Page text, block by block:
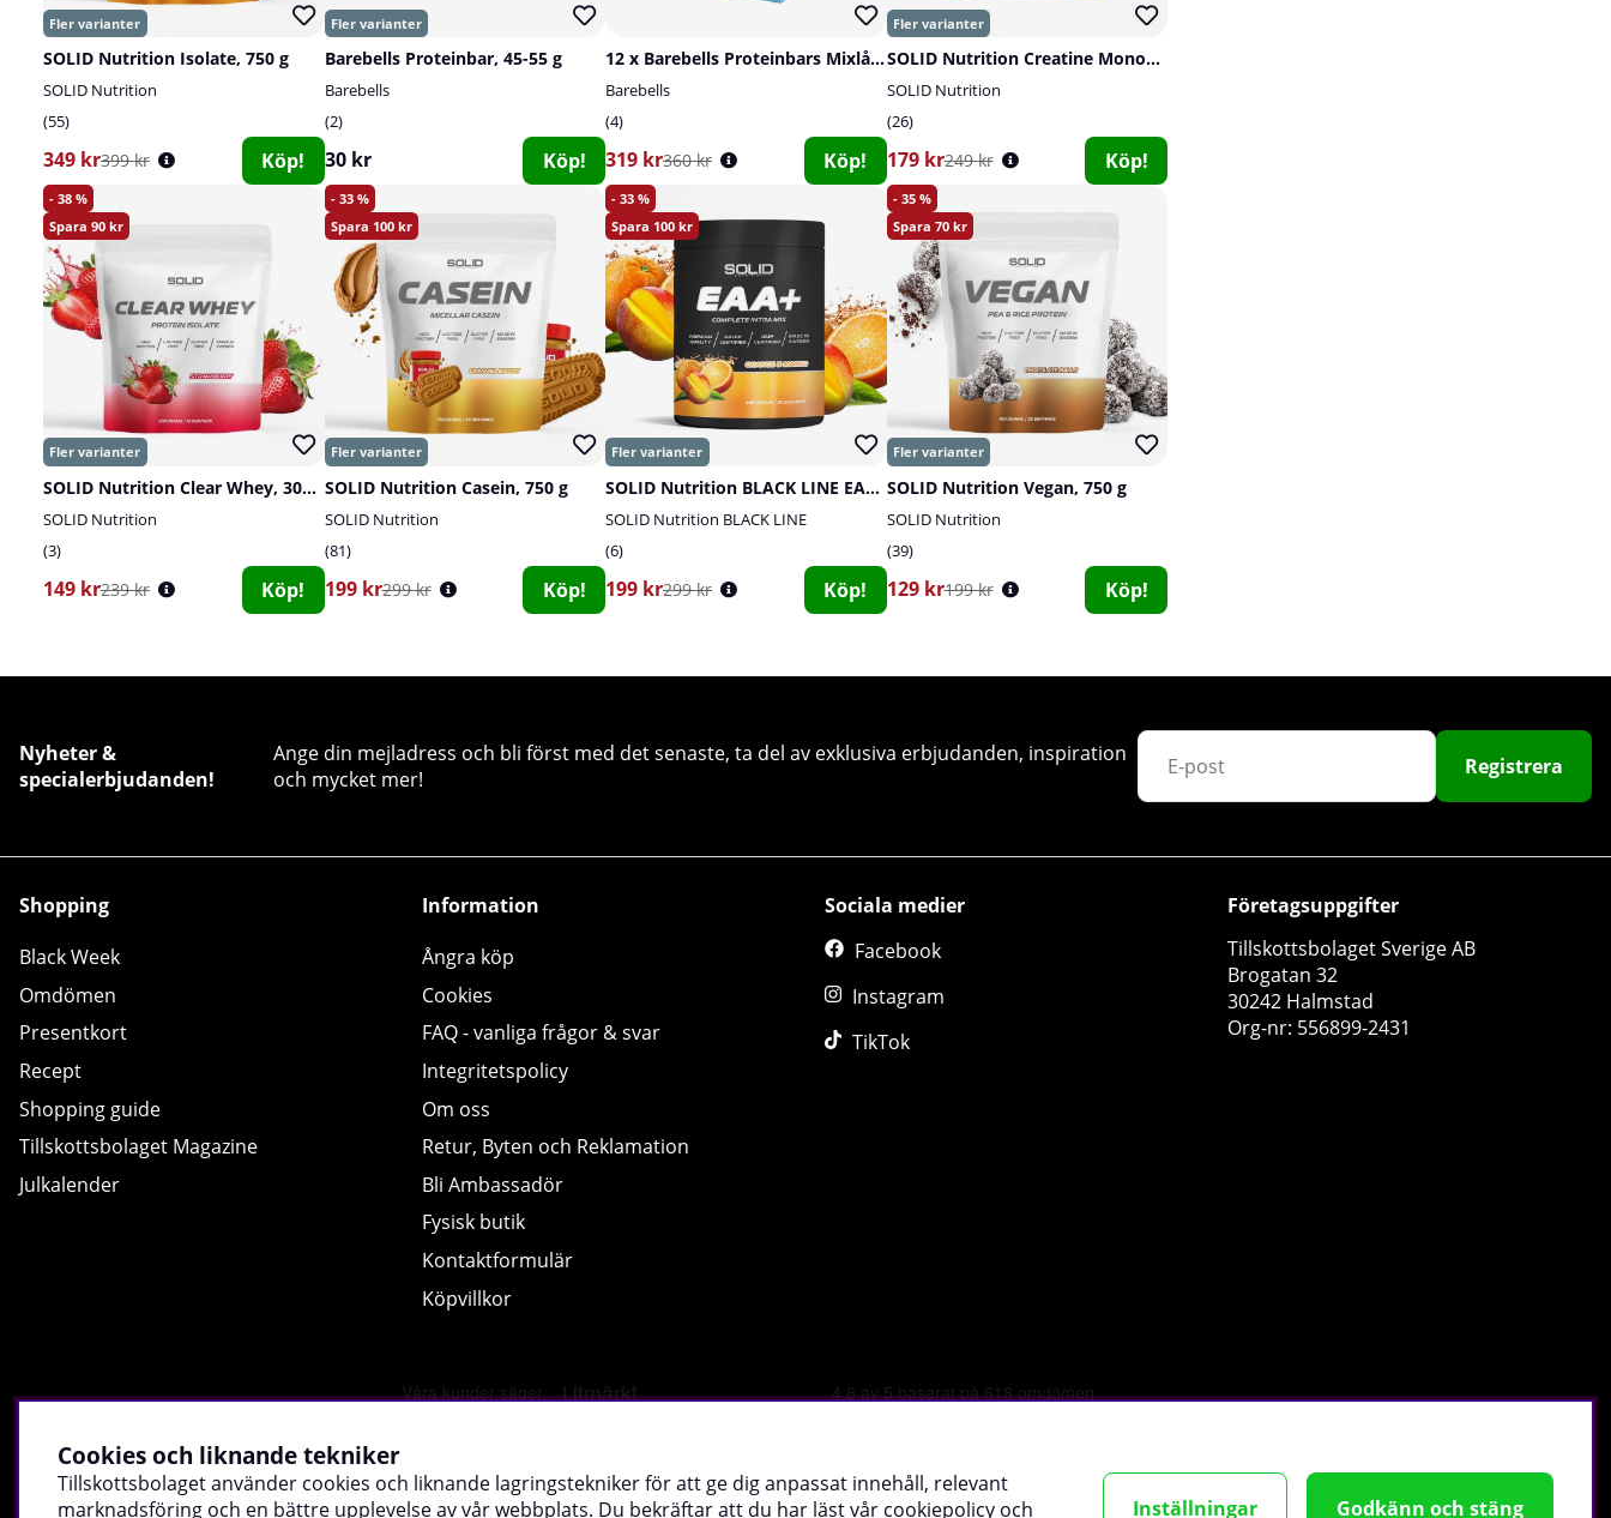
79 kr
SOLID Nutrition Isolate, 750 g
SOLID Nutrition
55
349 kr399 kr Köp!
Barebells Proteinbar, 45-55 g
Barebells
2
30 kr Köp!
12 x Barebells Proteinbars Mixlåda, 45-55 g
Barebells
4
319 kr360 kr Köp!
SOLID Nutrition Creatine Monohydrate, 400 g
SOLID Nutrition
26
179 kr249 kr Köp!
38
90
SOLID Nutrition Clear Whey, 300 g
SOLID Nutrition
3
149 kr239 kr Köp!
33
100
SOLID Nutrition Casein, 750 g
SOLID Nutrition
81
199 kr299 kr Köp!
33
100
SOLID Nutrition BLACK LINE EAA+, 440 g
SOLID Nutrition BLACK LINE
6
199 kr299 kr Köp!
35
70
SOLID Nutrition Vegan, 750 g
SOLID Nutrition
39
129 kr199 kr Köp!
Nyheter &
specialerbjudanden!
Ange din mejladress och bli först med det senaste, ta del av exklusiva erbjudanden, inspiration
och mycket mer!
Registrera
Shopping
Black Week
Omdömen
Presentkort
Recept
Shopping guide
Tillskottsbolaget Magazine
Julkalender
Information
Ångra köp
Cookies
FAQ - vanliga frågor & svar
Integritetspolicy
Om oss
Retur, Byten och Reklamation
Bli Ambassadör
Fysisk butik
Kontaktformulär
Köpvillkor
Sociala medier
Facebook
Instagram
TikTok
Företagsuppgifter
Tillskottsbolaget Sverige AB
Brogatan 32
30242 Halmstad
Org-nr: 556899-2431
Cookies och liknande tekniker
Tillskottsbolaget använder cookies och liknande lagringstekniker för att ge dig anpassat innehåll, relevant
marknadsföring och en bättre upplevelse av vår webbplats. Du bekräftar att du har läst vår cookiepolicy och
Inställningar Godkänn och stäng